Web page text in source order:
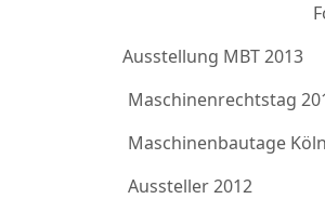
Ausstellung MBT 2013
Maschinenrechtstag
Maschinenbautage
Aussteller 2012